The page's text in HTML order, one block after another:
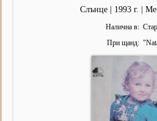
Слънце | 1993 г. |
Налична в
При щанд
"